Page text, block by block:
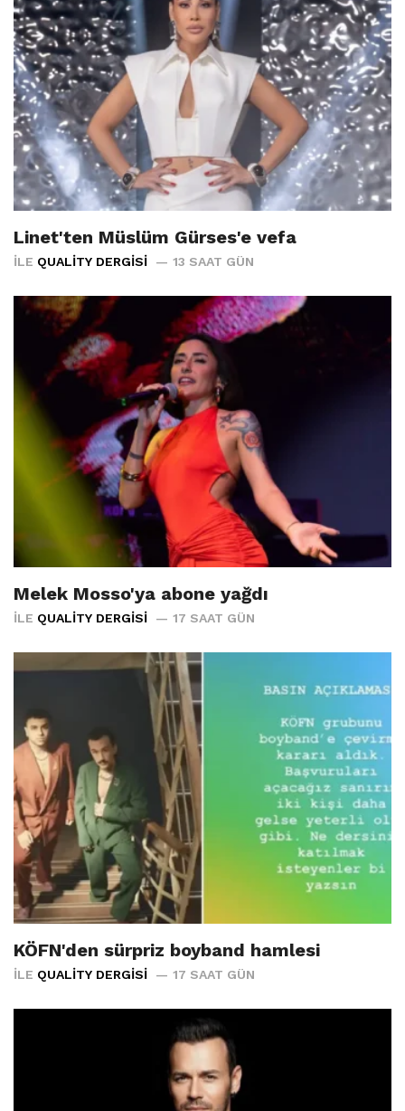
Linet'ten Müslüm Gürses'e vefa
İLE QUALITY DERGISI 13 SAAT GÜN
Melek Mosso'ya abone yağdı
İLE QUALITY DERGISI 17 SAAT GÜN
KÖFN'den sürpriz boyband hamlesi
İLE QUALITY DERGISI 17 SAAT GÜN